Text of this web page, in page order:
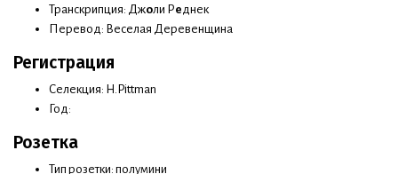
Транскрипция: Джоли Ре днек
Перевод: Веселая Деревенщина
Регистрация
Селекция: H.Pittman
Год:
Розетка
Тип розетки: полумини